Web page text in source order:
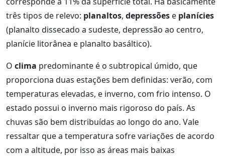
três tipos de relevo: planaltos, depressões e planícies
(planalto dissecado a sudeste, depressão ao centro,
planície litorânea e planalto basáltico).
O clima predominante é o subtropical úmido, que
proporciona duas estações bem definidas: verão, com
temperaturas elevadas, e inverno, com frio intenso. O
estado possui o inverno mais rigoroso do país. As
chuvas são bem distribuídas ao longo do ano. Vale
ressaltar que a temperatura sofre variações de acordo
com a altitude, por isso as áreas mais baixas